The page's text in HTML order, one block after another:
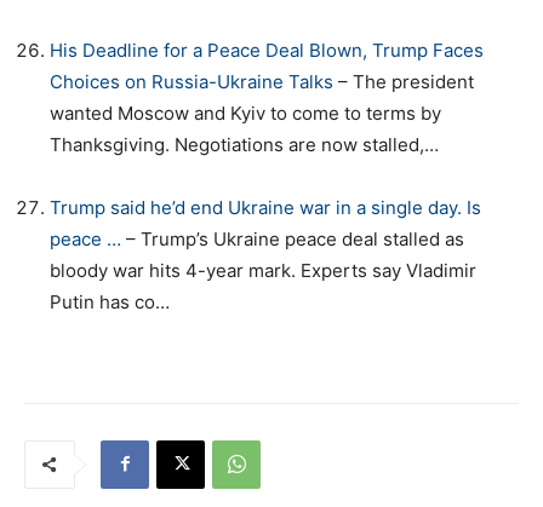
His Deadline for a Peace Deal Blown, Trump Faces
Choices on Russia-Ukraine Talks – The president
wanted Moscow and Kyiv to come to terms by
Thanksgiving. Negotiations are now stalled,…
Trump said he’d end Ukraine war in a single day. Is
peace … – Trump’s Ukraine peace deal stalled as
bloody war hits 4-year mark. Experts say Vladimir
Putin has co…